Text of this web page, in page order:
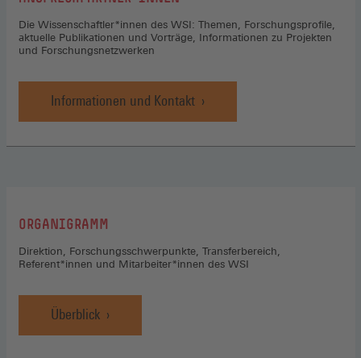
Die Wissenschaftler*innen des WSI: Themen, Forschungsprofile,
aktuelle Publikationen und Vorträge, Informationen zu Projekten
und Forschungsnetzwerken
Informationen und Kontakt
:ORGANIGRAMM
Direktion, Forschungsschwerpunkte, Transferbereich,
Referent*innen und Mitarbeiter*innen des WSI
Überblick